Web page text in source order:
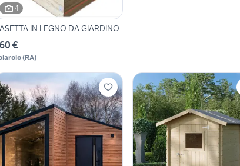
4
IN LEGNO DA GIARDINO
€
(RA)